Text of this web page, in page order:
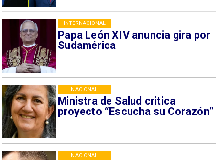
Papa León XIV anuncia gira por
Sudamérica
INTERNACIONAL
Ministra de Salud critica
proyecto “Escucha su Corazón”
NACIONAL
NACIONAL